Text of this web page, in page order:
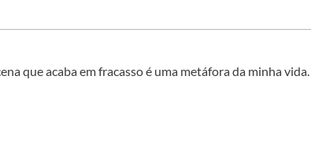
que acaba em fracasso é uma metáfora da minha vida.